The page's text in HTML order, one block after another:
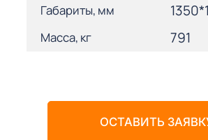
Габариты, мм
Масса, кг 791
ОСТАВИТЬ